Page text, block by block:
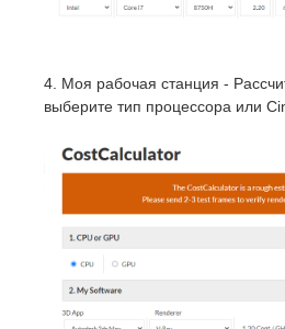
4. Моя рабочая станция -
выберите тип процессора или